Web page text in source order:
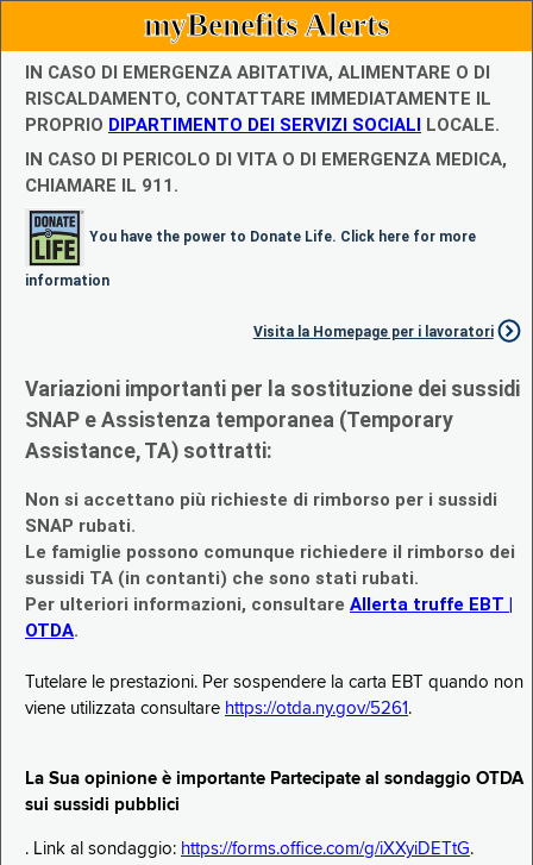
myBenefits Alerts
IN CASO DI EMERGENZA ABITATIVA, ALIMENTARE O DI
RISCALDAMENTO, CONTATTARE IMMEDIATAMENTE IL
PROPRIO DIPARTIMENTO DEI SERVIZI SOCIALI LOCALE.
IN CASO DI PERICOLO DI VITA O DI EMERGENZA MEDICA,
CHIAMARE IL 911.
You have the power to Donate Life. Click here for more
information
Visita la Homepage per i lavoratori
Variazioni importanti per la sostituzione dei sussidi
SNAP e Assistenza temporanea (Temporary
Assistance, TA) sottratti:
Non si accettano più richieste di rimborso per i sussidi
SNAP rubati.
Le famiglie possono comunque richiedere il rimborso dei
sussidi TA (in contanti) che sono stati rubati.
Per ulteriori informazioni, consultare Allerta truffe EBT |
OTDA.
Tutelare le prestazioni. Per sospendere la carta EBT quando non
viene utilizzata consultare https://otda.ny.gov/5261 .
La Sua opinione è importante Partecipate al sondaggio OTDA
sui sussidi pubblici
. Link al sondaggio: https://forms.office.com/g/iXXyiDETtG.